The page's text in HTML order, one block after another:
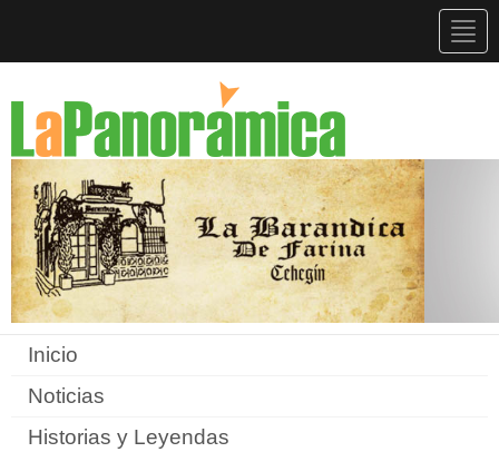
Inicio
Noticias
Historias y Leyendas